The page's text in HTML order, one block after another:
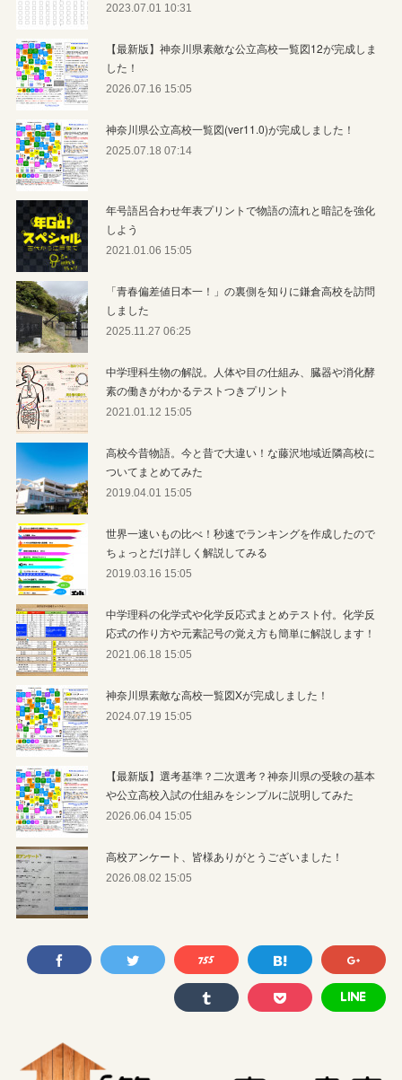
2023.07.01 10:31
【最新版】神奈川県素敵な公立高校一覧図12が完成しま
した！
2026.07.16 15:05
神奈川県公立高校一覧図(ver11.0)が完成しました！
2025.07.18 07:14
年号語呂合わせ年表プリントで物語の流れと暗記を強化
しよう
2021.01.06 15:05
「青春偏差値日本一！」の裏側を知りに鎌倉高校を訪問
しました
2025.11.27 06:25
中学理科生物の解説。人体や目の仕組み、臓器や消化酵
素の働きがわかるテストつきプリント
2021.01.12 15:05
高校今昔物語。今と昔で大違い！な藤沢地域近隣高校に
ついてまとめてみた
2019.04.01 15:05
世界一速いもの比べ！秒速でランキングを作成したので
ちょっとだけ詳しく解説してみる
2019.03.16 15:05
中学理科の化学式や化学反応式まとめテスト付。化学反
応式の作り方や元素記号の覚え方も簡単に解説します！
2021.06.18 15:05
神奈川県素敵な高校一覧図Xが完成しました！
2024.07.19 15:05
【最新版】選考基準？二次選考？神奈川県の受験の基本
や公立高校入試の仕組みをシンプルに説明してみた
2026.06.04 15:05
高校アンケート、皆様ありがとうございました！
2026.08.02 15:05